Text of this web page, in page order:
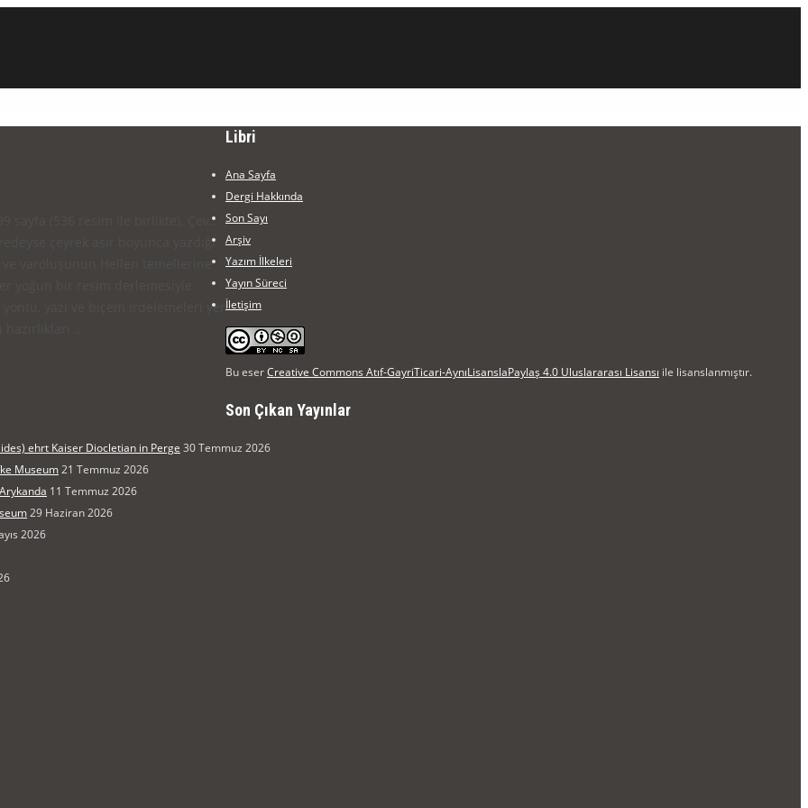
sayfa (536 resim ile birlikte). Çev.:
çeyrek asır boyunca yazdığı
varoluşunun Hellen temellerine
yoğun bir resim derlemesiyle
yazı ve biçem irdelemeleri yer
…
Libri
Ana Sayfa
Dergi Hakkında
Son Sayı
Arşiv
Yazım İlkeleri
Yayın Süreci
İletişim
Bu eserCreative Commons Atıf-GayriTicari-AynıLisanslaPaylaş 4.0 Uluslararası Lisansı ile lisanslanmıştır.
Son Çıkan Yayınlar
ehrt Kaiser Diocletian in Perge 30 Temmuz 2026
Museum21 Temmuz 2026
11 Temmuz 2026
29 Haziran 2026
2026